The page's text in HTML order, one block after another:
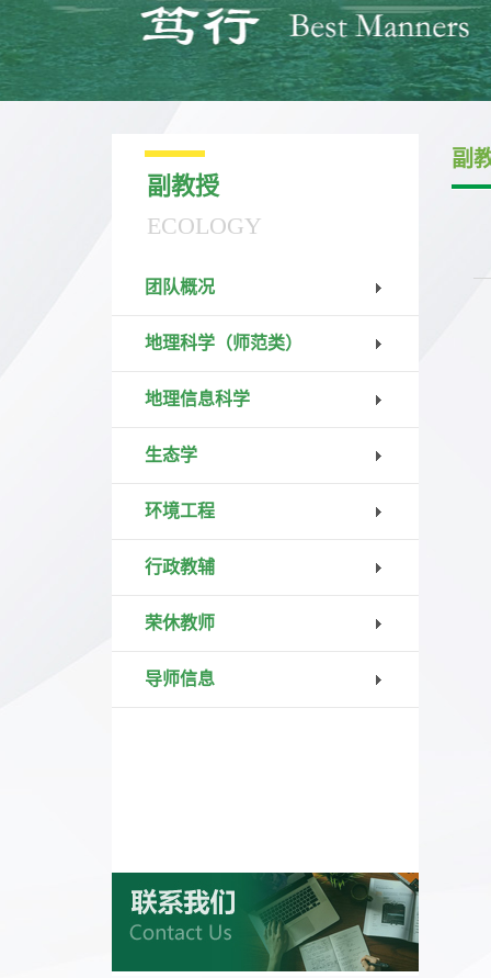
副教授
ECOLOGY
团队概况
地理科学（师范类）
地理信息科学
生态学
环境工程
行政教辅
荣休教师
导师信息
副